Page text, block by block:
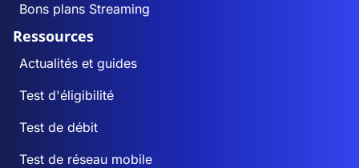
Bons plans Streaming
Ressources
Actualités et guides
Test d'éligibilité
Test de débit
Test de réseau mobile